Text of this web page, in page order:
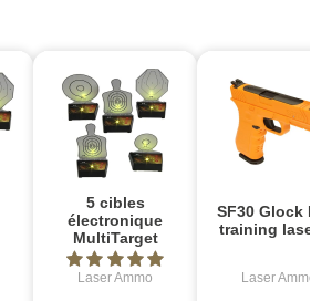
5 cibles
électronique
MultiTarget
Laser Ammo
SF30 Glock
training laser
Laser Ammo